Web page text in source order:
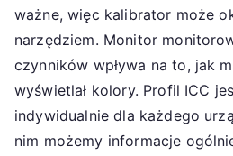
ważne, więc kalibrator może
narzędziem. Monitor
czynników wpływa na to, jak
wyświetlał kolory. Profil ICC
indywidualnie dla każdego
nim możemy informacje